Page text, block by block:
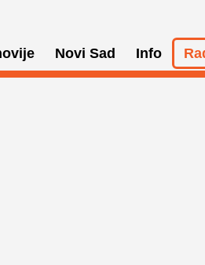
Novi Sad Info